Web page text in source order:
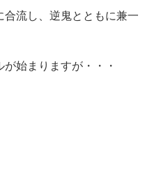
流し、逆鬼とともに兼一
始まりますが・・・